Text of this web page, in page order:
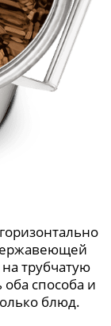
трубчатую
способа и
блюд.